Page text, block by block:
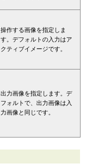
操作する画像を指定しま
す。デフォルトの入力はア
クティブイメージです。
出力画像を指定します。デ
フォルトで、出力画像は入
力画像と同じです。